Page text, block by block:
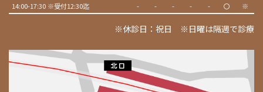
14:00-17:30 ※受付12:30迄
- - - - - 〇 ※
※休診日：祝日 ※日曜は隔週で診療